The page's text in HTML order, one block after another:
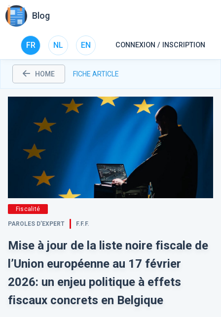
Blog
FR NL EN CONNEXION / INSCRIPTION
HOME FICHE ARTICLE
Fiscalité
PAROLES D’EXPERT F.F.F.
Mise à jour de la liste noire fiscale de
l’Union européenne au 17 février
2026: un enjeu politique à effets
fiscaux concrets en Belgique